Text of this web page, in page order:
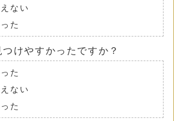
ない
た
けやすかったですか？
た
ない
た